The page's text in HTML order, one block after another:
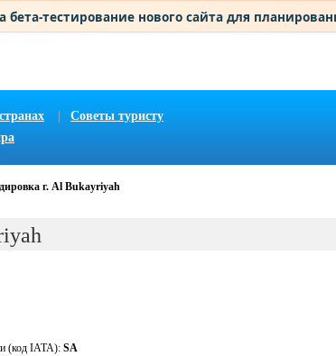
бета-тестирование нового сайта для
Советы туристу
г. Al Bukayriyah
(код IATA): SA